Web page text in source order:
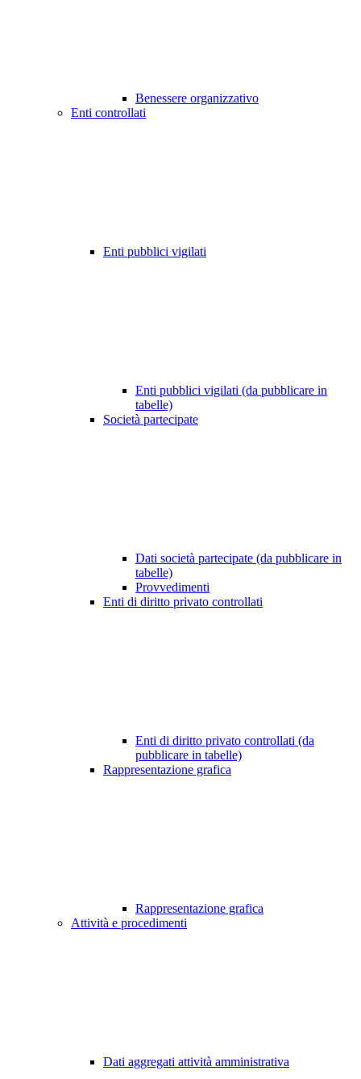
Benessere organizzativo
Enti controllati
Enti pubblici vigilati
Enti pubblici vigilati (da pubblicare in
tabelle)
Società partecipate
Dati società partecipate (da pubblicare in
tabelle)
Provvedimenti
Enti di diritto privato controllati
Enti di diritto privato controllati (da
pubblicare in tabelle)
Rappresentazione grafica
Rappresentazione grafica
Attività e procedimenti
Dati aggregati attività amministrativa